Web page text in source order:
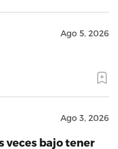
Ago 5, 2026
Ago 3, 2026
veces bajo tener